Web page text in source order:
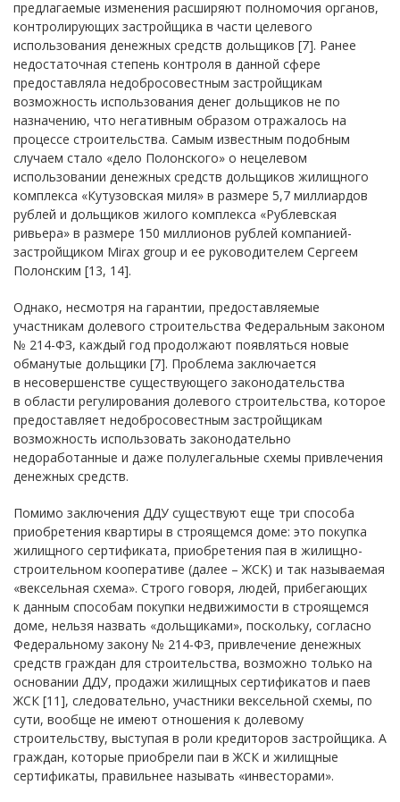
предлагаемые изменения расширяют полномочия органов,
контролирующих застройщика в части целевого
использования денежных средств дольщиков [7]. Ранее
недостаточная степень контроля в данной сфере
предоставляла недобросовестным застройщикам
возможность использования денег дольщиков не по
назначению, что негативным образом отражалось на
процессе строительства. Самым известным подобным
случаем стало «дело Полонского» о нецелевом
использовании денежных средств дольщиков жилищного
комплекса «Кутузовская миля» в размере 5,7 миллиардов
рублей и дольщиков жилого комплекса «Рублевская
ривьера» в размере 150 миллионов рублей компанией-
застройщиком Mirax group и ее руководителем Сергеем
Полонским [13, 14].
Однако, несмотря на гарантии, предоставляемые
участникам долевого строительства Федеральным законом
№ 214-ФЗ, каждый год продолжают появляться новые
обманутые дольщики [7]. Проблема заключается
в несовершенстве существующего законодательства
в области регулирования долевого строительства, которое
предоставляет недобросовестным застройщикам
возможность использовать законодательно
недоработанные и даже полулегальные схемы привлечения
денежных средств.
Помимо заключения ДДУ существуют еще три способа
приобретения квартиры в строящемся доме: это покупка
жилищного сертификата, приобретения пая в жилищно-
строительном кооперативе (далее – ЖСК) и так называемая
«вексельная схема». Строго говоря, людей, прибегающих
к данным способам покупки недвижимости в строящемся
доме, нельзя назвать «дольщиками», поскольку, согласно
Федеральному закону № 214-ФЗ, привлечение денежных
средств граждан для строительства, возможно только на
основании ДДУ, продажи жилищных сертификатов и паев
ЖСК [11], следовательно, участники вексельной схемы, по
сути, вообще не имеют отношения к долевому
строительству, выступая в роли кредиторов застройщика. А
граждан, которые приобрели паи в ЖСК и жилищные
сертификаты, правильнее называть «инвесторами».